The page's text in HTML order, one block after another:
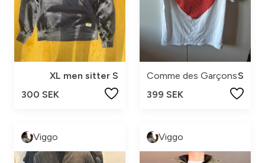
XL men sitter S
300 SEK
Comme des GarçonsS
399 SEK
Viggo Viggo